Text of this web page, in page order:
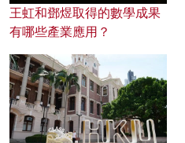
王虹和鄧煜取得的數學成果
有哪些產業應用？